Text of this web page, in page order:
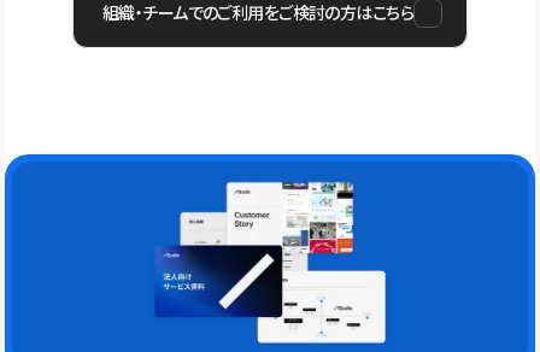
組織・チームでのご利用をご検討の方はこちら